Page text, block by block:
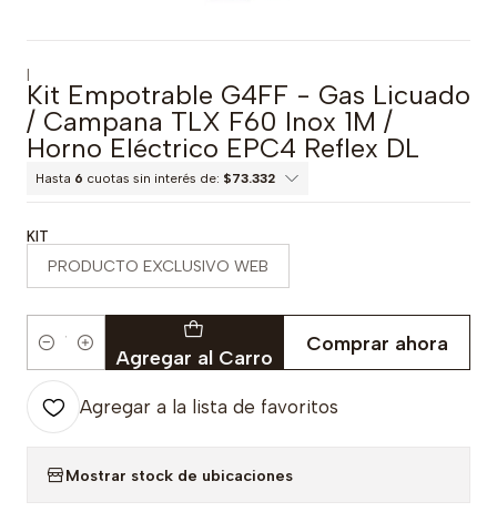
|
Kit Empotrable G4FF - Gas Licuado
/ Campana TLX F60 Inox 1M /
Horno Eléctrico EPC4 Reflex DL
Hasta 6 cuotas sin interés de: $73.332
KIT
PRODUCTO EXCLUSIVO WEB
Cantidad Agregar al Carro
Comprar ahora
Agregar a la lista de favoritos
Mostrar stock de ubicaciones